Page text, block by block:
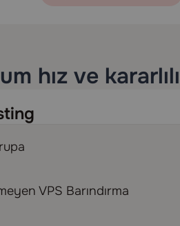
hız ve
VPS Barındırma